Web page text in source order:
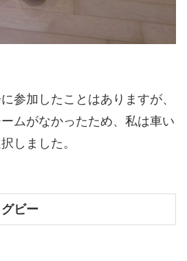
参加したことはありますが、
ムがなかったため、私は車い
しました。
ビー